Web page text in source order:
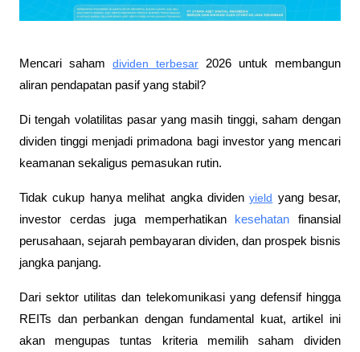
​​Mencari saham dividen terbesar 2026 untuk membangun
aliran pendapatan pasif yang stabil?
Di tengah volatilitas pasar yang masih tinggi, saham dengan
dividen tinggi menjadi primadona bagi investor yang mencari
keamanan sekaligus pemasukan rutin.
Tidak cukup hanya melihat angka dividen yield yang besar,
investor cerdas juga memperhatikan kesehatan finansial
perusahaan, sejarah pembayaran dividen, dan prospek bisnis
jangka panjang.
Dari sektor utilitas dan telekomunikasi yang defensif hingga
REITs dan perbankan dengan fundamental kuat, artikel ini
akan mengupas tuntas kriteria memilih saham dividen